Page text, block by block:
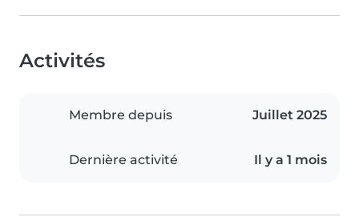
Activités
Membre depuis Juillet 2025
Dernière activité Il y a 1 mois